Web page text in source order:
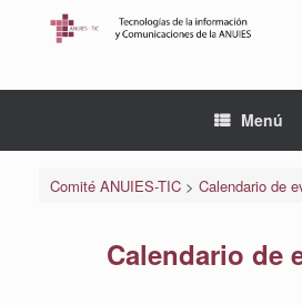
Menú
Comité ANUIES-TIC> Calendario de
Calendario de